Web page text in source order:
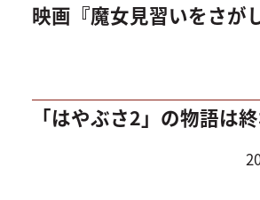
映画『魔女見習いをさが
「はやぶさ2」の物語は